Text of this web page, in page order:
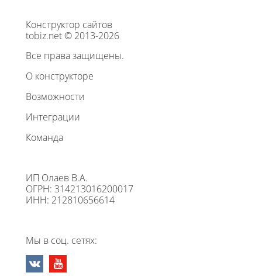
Конструктор сайтов
tobiz.net © 2013-2026
Все права защищены.
О конструкторе
Возможности
Интеграции
Команда
ИП Олаев В.А.
ОГРН: 314213016200017
ИНН: 212810656614
Мы в соц. сетях: